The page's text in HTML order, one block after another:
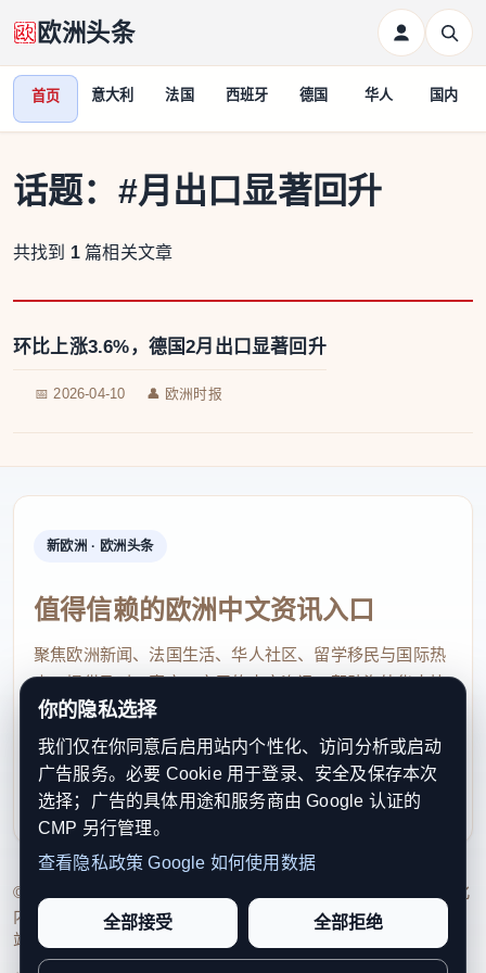
欧洲头条
首页 意大利 法国 西班牙 德国 华人 国内
话题： #月出口显著回升
共找到 1 篇相关文章
环比上涨3.6%，德国2月出口显著回升
📅 2026-04-10 👤 欧洲时报
新欧洲 · 欧洲头条
值得信赖的欧洲中文资讯入口
聚焦欧洲新闻、法国生活、华人社区、留学移民与国际热
点，提供及时、真实、实用的中文资讯，帮助海外华人快
速了解欧洲动态。
contact@xinouzhou.com
服务支持、版权与合作：工作日优先处理站务、投稿与权
利通知
© 2026 新欧洲·欧洲头条. All Rights Reserved. 本网站持续优化
内容透明度、联系方式与用户权利说明，以提升品牌信任感和
站点完整度。
你的隐私选择
我们仅在你同意后启用站内个性化、访问分析或启动
广告服务。必要 Cookie 用于登录、安全及保存本次
选择；广告的具体用途和服务商由 Google 认证的
CMP 另行管理。
查看隐私政策 Google 如何使用数据
全部接受 全部拒绝